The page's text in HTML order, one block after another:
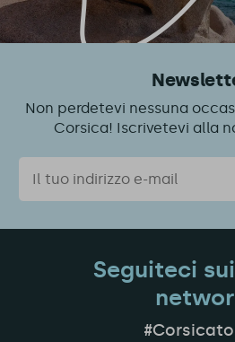
Non perdetevi nessuna
Corsica! Iscrivetevi alla
Email
Seguiteci